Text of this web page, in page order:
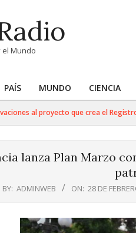
el Mundo
PAÍS MUNDO CIENCIA
al proyecto que crea el Registro de
lanza Plan Marzo
BY: ADMINWEB ON: 28 DE